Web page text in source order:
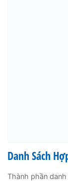
Danh Sách
Thành phần